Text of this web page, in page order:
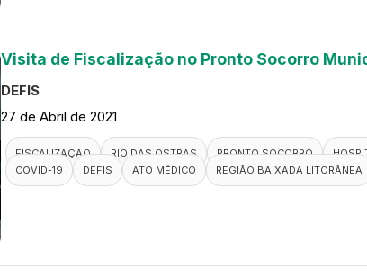
Visita de Fiscalização no Pronto Socorro
DEFIS
27 de Abril de 2021
FISCALIZAÇÃO RIO DAS OSTRAS PRONTO SOCORRO
COVID-19
DEFIS ATO MÉDICO REGIÃO BAIXADA LITORÂNEA